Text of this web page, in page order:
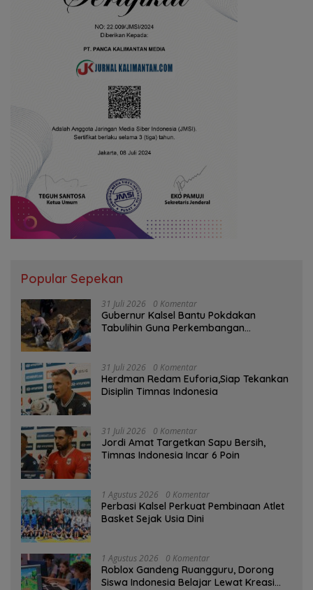
Popular Sepekan
31 Juli 2026 0 Komentar
Gubernur Kalsel Bantu Pokdakan
Tabulihin Guna Perkembangan
31 Juli 2026 0 Komentar
Herdman Redam Euforia,Siap Tekankan
Disiplin Timnas Indonesia
31 Juli 2026 0 Komentar
Jordi Amat Targetkan Sapu Bersih,
Timnas Indonesia Incar 6 Poin
1 Agustus 2026 0 Komentar
Perbasi Kalsel Perkuat Pembinaan Atlet
Basket Sejak Usia Dini
1 Agustus 2026 0 Komentar
Roblox Gandeng Ruangguru, Dorong
Siswa Indonesia Belajar Lewat Kreasi